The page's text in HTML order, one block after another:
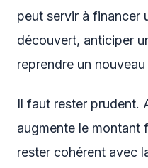
peut servir à financer
découvert, anticiper
reprendre un
Il faut rester prudent.
augmente le montant
rester cohérent avec